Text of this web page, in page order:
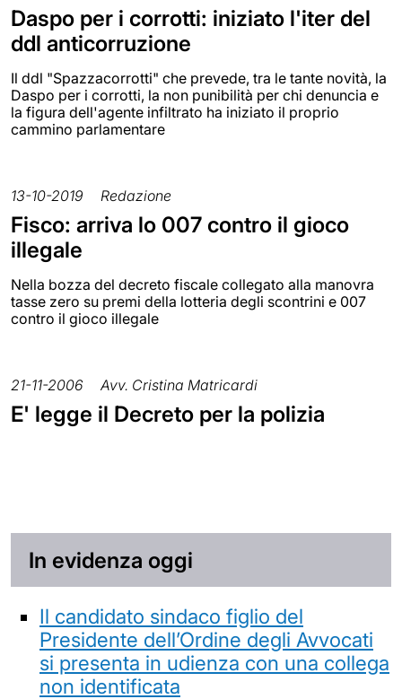
Daspo per i corrotti: iniziato l'iter del
ddl anticorruzione
Il ddl "Spazzacorrotti" che prevede, tra le tante novità, la
Daspo per i corrotti, la non punibilità per chi denuncia e
la figura dell'agente infiltrato ha iniziato il proprio
cammino parlamentare
13-10-2019 Redazione
Fisco: arriva lo 007 contro il gioco
illegale
Nella bozza del decreto fiscale collegato alla manovra
tasse zero su premi della lotteria degli scontrini e 007
contro il gioco illegale
21-11-2006 Avv. Cristina Matricardi
E' legge il Decreto per la polizia
In evidenza oggi
Il candidato sindaco figlio del
Presidente dell’Ordine degli Avvocati
si presenta in udienza con una collega
non identificata